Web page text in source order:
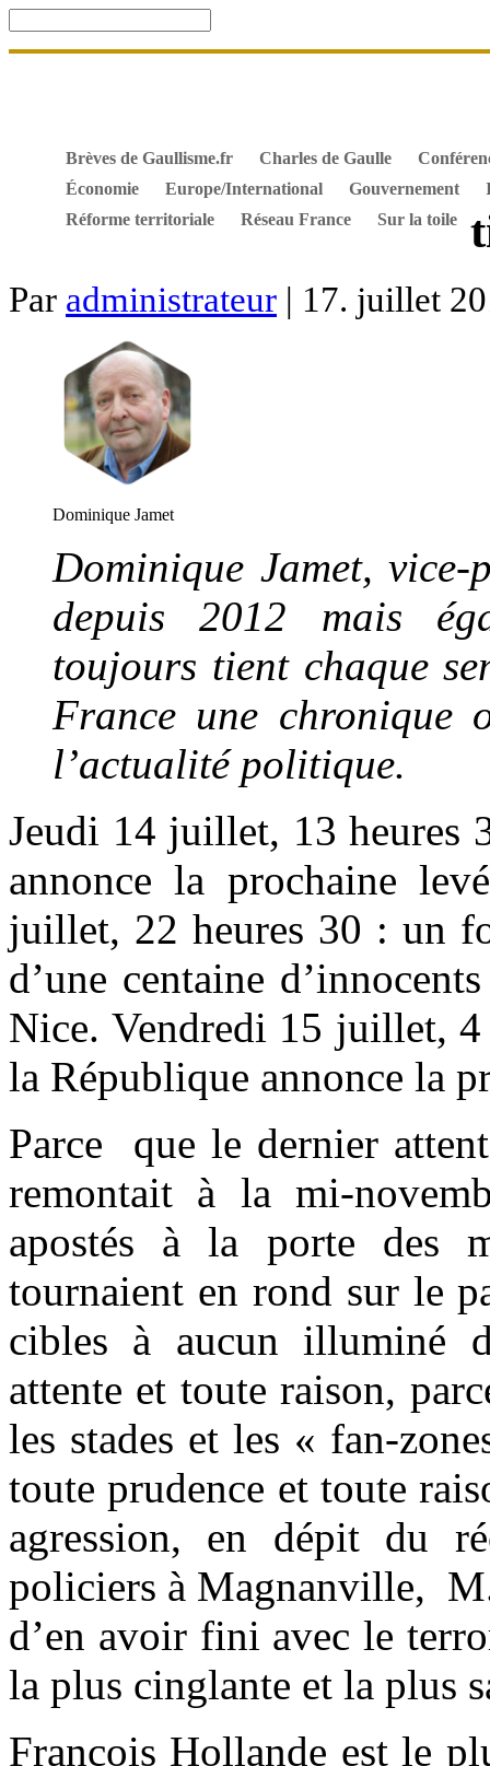
Brèves de Gaullisme.fr
Charles de Gaulle
Économie
Europe/International Gouvernement
Réforme territoriale
Réseau France Sur la toile
Par administrateur | 17. juillet
Dominique Jamet
Dominique Jamet,
depuis 2012 mais
toujours tient chaque
France une chronique
l’actualité politique.
Jeudi 14 juillet, 13 heures
annonce la prochaine
juillet, 22 heures 30 : un
d’une centaine
Nice. Vendredi 15 juillet,
la République annonce la
Parce que le dernier
remontait à la mi-
apostés à la porte
tournaient en rond sur le
cibles à aucun illuminé
attente et toute raison,
les stades et les « fan-
toute prudence et toute
agression, en dépit du
policiers à Magnanville,
d’en avoir fini avec le
la plus cinglante et la plus
François Hollande est le